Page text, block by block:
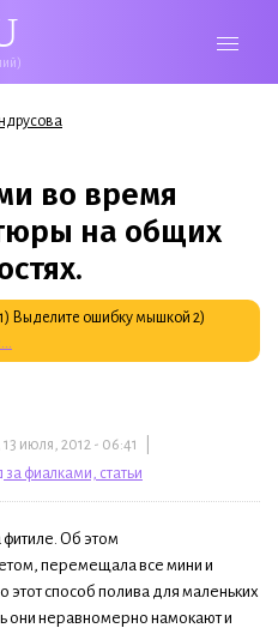
во время
на общих
Выделите ошибку мышкой 2)
13 июля, 2012 - 06:41 |
за фиалками, статьи
Об этом
перемещала все мини и
способ полива для маленьких
они неравномерно намокают и